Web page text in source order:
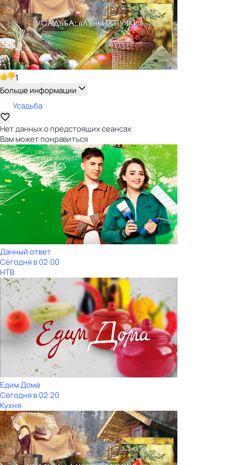
1
Больше информации
Усадьба
Нет данных о предстоящих сеансах
Вам может понравиться
Дачный ответ
Сегодня в 02:00
НТВ
Едим Дома
Сегодня в 02:20
Кухня